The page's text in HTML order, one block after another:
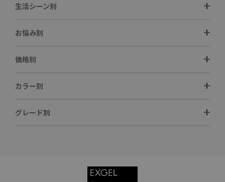
生活シーン別
お悩み別
価格別
カラー別
グレード別